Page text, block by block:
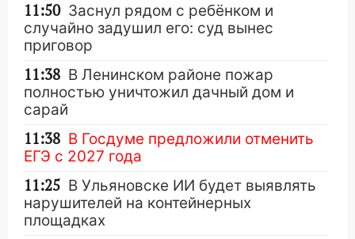
11:50 Заснул рядом с ребёнком и
случайно задушил его: суд вынес
приговор
11:38 В Ленинском районе пожар
полностью уничтожил дачный дом и
сарай
11:38 В Госдуме предложили отменить
ЕГЭ с 2027 года
11:25 В Ульяновске ИИ будет выявлять
нарушителей на контейнерных
площадках